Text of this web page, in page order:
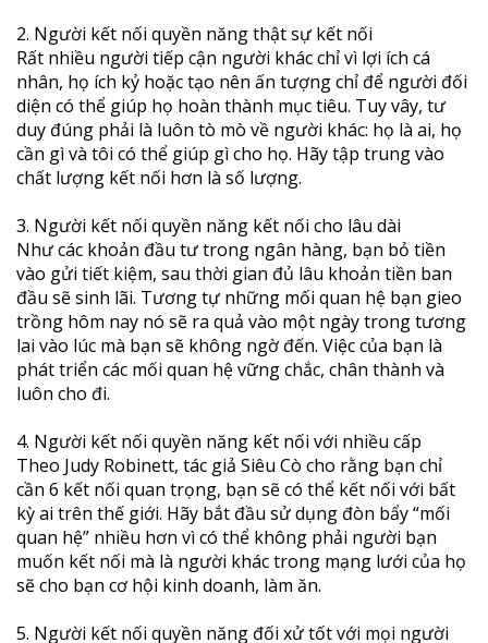
2. Người kết nối quyền năng thật sự kết nối
Rất nhiều người tiếp cận người khác chỉ vì lợi ích cá
nhân, họ ích kỷ hoặc tạo nên ấn tượng chỉ để người đối
diện có thể giúp họ hoàn thành mục tiêu. Tuy vây, tư
duy đúng phải là luôn tò mò về người khác: họ là ai, họ
cần gì và tôi có thể giúp gì cho họ. Hãy tập trung vào
chất lượng kết nối hơn là số lượng.
3. Người kết nối quyền năng kết nối cho lâu dài
Như các khoản đầu tư trong ngân hàng, bạn bỏ tiền
vào gửi tiết kiệm, sau thời gian đủ lâu khoản tiền ban
đầu sẽ sinh lãi. Tương tự những mối quan hệ bạn gieo
trồng hôm nay nó sẽ ra quả vào một ngày trong tương
lai vào lúc mà bạn sẽ không ngờ đến. Việc của bạn là
phát triển các mối quan hệ vững chắc, chân thành và
luôn cho đi.
4. Người kết nối quyền năng kết nối với nhiều cấp
Theo Judy Robinett, tác giả Siêu Cò cho rằng bạn chỉ
cần 6 kết nối quan trọng, bạn sẽ có thể kết nối với bất
kỳ ai trên thế giới. Hãy bắt đầu sử dụng đòn bẩy “mối
quan hệ” nhiều hơn vì có thể không phải người bạn
muốn kết nối mà là người khác trong mạng lưới của họ
sẽ cho bạn cơ hội kinh doanh, làm ăn.
5. Người kết nối quyền năng đối xử tốt với mọi người